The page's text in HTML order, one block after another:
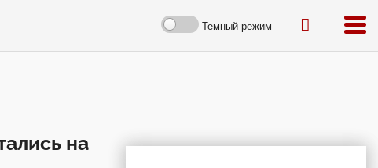
Темный режим
на